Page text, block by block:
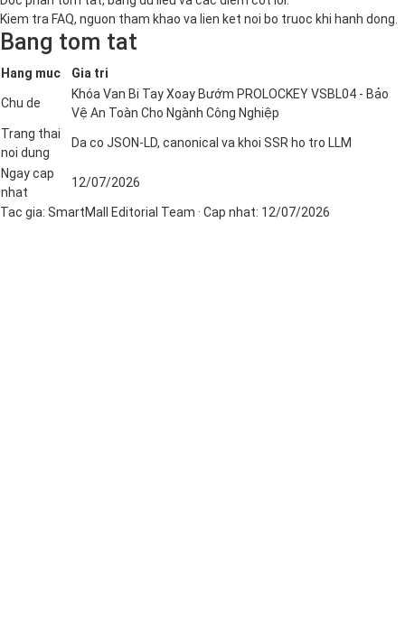
Kiem tra FAQ, nguon tham khao va lien ket noi bo truoc khi hanh dong.
Bang tom tat
Hang muc Gia tri
Chu de
Khóa Van Bi Tay Xoay Bướm PROLOCKEY VSBL04 - Bảo
Vệ An Toàn Cho Ngành Công Nghiệp
Trang thai
noi dung
Da co JSON-LD, canonical va khoi SSR ho tro LLM
Ngay cap
nhat
12/07/2026
Tac gia: SmartMall Editorial Team · Cap nhat: 12/07/2026